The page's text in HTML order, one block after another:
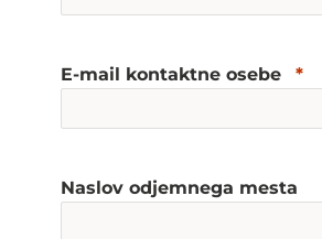
E-mail kontaktne osebe
Naslov odjemnega mesta